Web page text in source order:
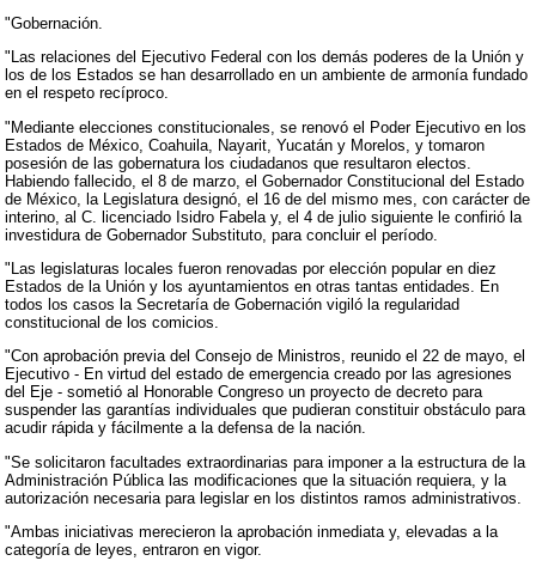
"Gobernación.
"Las relaciones del Ejecutivo Federal con los demás poderes de la Unión y
los de los Estados se han desarrollado en un ambiente de armonía fundado
en el respeto recíproco.
"Mediante elecciones constitucionales, se renovó el Poder Ejecutivo en los
Estados de México, Coahuila, Nayarit, Yucatán y Morelos, y tomaron
posesión de las gobernatura los ciudadanos que resultaron electos.
Habiendo fallecido, el 8 de marzo, el Gobernador Constitucional del Estado
de México, la Legislatura designó, el 16 de del mismo mes, con carácter de
interino, al C. licenciado Isidro Fabela y, el 4 de julio siguiente le confirió la
investidura de Gobernador Substituto, para concluir el período.
"Las legislaturas locales fueron renovadas por elección popular en diez
Estados de la Unión y los ayuntamientos en otras tantas entidades. En
todos los casos la Secretaría de Gobernación vigiló la regularidad
constitucional de los comicios.
"Con aprobación previa del Consejo de Ministros, reunido el 22 de mayo, el
Ejecutivo - En virtud del estado de emergencia creado por las agresiones
del Eje - sometió al Honorable Congreso un proyecto de decreto para
suspender las garantías individuales que pudieran constituir obstáculo para
acudir rápida y fácilmente a la defensa de la nación.
"Se solicitaron facultades extraordinarias para imponer a la estructura de la
Administración Pública las modificaciones que la situación requiera, y la
autorización necesaria para legislar en los distintos ramos administrativos.
"Ambas iniciativas merecieron la aprobación inmediata y, elevadas a la
categoría de leyes, entraron en vigor.